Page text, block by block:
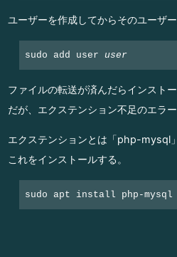
ユーザーを作成してからそのユーザー
sudo add user user
ファイルの転送が済んだらインストー
だが、エクステンション不足のエラー
エクステンションとは「php-mysql」
これをインストールする。
sudo apt install php-mysql